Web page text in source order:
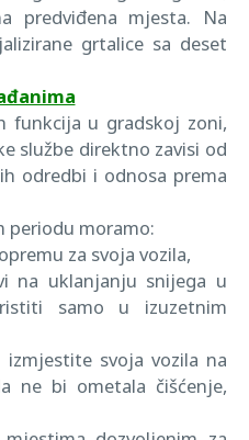
predviđena mjesta. Na
grtalice sa deset
funkcija u gradskoj zoni,
službe direktno zavisi od
odredbi i odnosa prema
periodu moramo:
za svoja vozila,
na uklanjanju snijega u
samo u izuzetnim
svoja vozila na
ne bi ometala čišćenje,